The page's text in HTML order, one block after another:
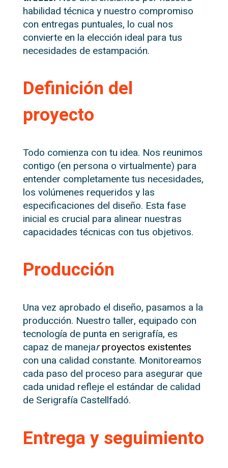
habilidad técnica y nuestro compromiso
con entregas puntuales, lo cual nos
convierte en la elección ideal para tus
necesidades de estampación.
Definición del
proyecto
Todo comienza con tu idea. Nos reunimos
contigo (en persona o virtualmente) para
entender completamente tus necesidades,
los volúmenes requeridos y las
especificaciones del diseño. Esta fase
inicial es crucial para alinear nuestras
capacidades técnicas con tus objetivos.
Producción
Una vez aprobado el diseño, pasamos a la
producción. Nuestro taller, equipado con
tecnología de punta en serigrafía, es
capaz de manejar proyectos existentes
con una calidad constante. Monitoreamos
cada paso del proceso para asegurar que
cada unidad refleje el estándar de calidad
de Serigrafía Castellfadó.
Entrega y seguimiento